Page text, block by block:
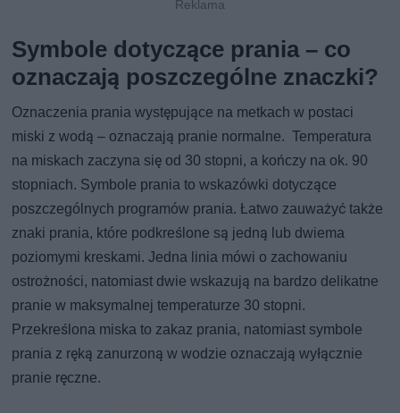
Symbole dotyczące prania – co
oznaczają poszczególne znaczki?
Oznaczenia prania występujące na metkach w postaci
miski z wodą – oznaczają pranie normalne. Temperatura
na miskach zaczyna się od 30 stopni, a kończy na ok. 90
stopniach. Symbole prania to wskazówki dotyczące
poszczególnych programów prania. Łatwo zauważyć także
znaki prania, które podkreślone są jedną lub dwiema
poziomymi kreskami. Jedna linia mówi o zachowaniu
ostrożności, natomiast dwie wskazują na bardzo delikatne
pranie w maksymalnej temperaturze 30 stopni.
Przekreślona miska to zakaz prania, natomiast symbole
prania z ręką zanurzoną w wodzie oznaczają wyłącznie
pranie ręczne.